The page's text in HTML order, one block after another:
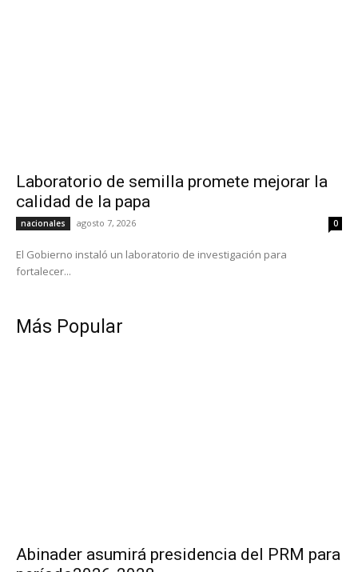
Laboratorio de semilla promete mejorar la
calidad de la papa
nacionales agosto 7, 2026 0
El Gobierno instaló un laboratorio de investigación para
fortalecer...
Más Popular
Abinader asumirá presidencia del PRM para